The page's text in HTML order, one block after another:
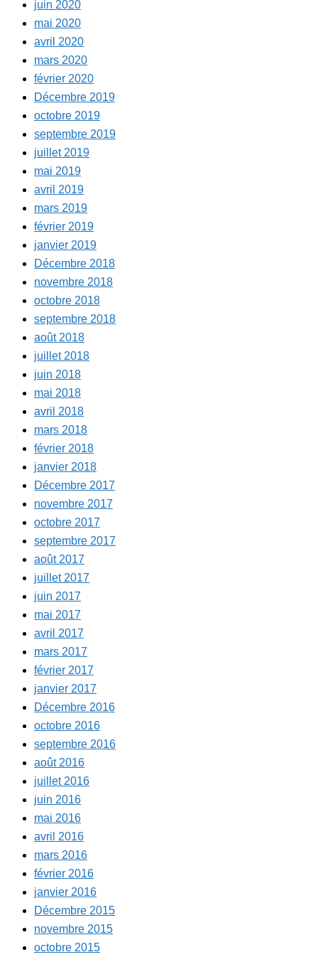
juin 2020
mai 2020
avril 2020
mars 2020
février 2020
Décembre 2019
octobre 2019
septembre 2019
juillet 2019
mai 2019
avril 2019
mars 2019
février 2019
janvier 2019
Décembre 2018
novembre 2018
octobre 2018
septembre 2018
août 2018
juillet 2018
juin 2018
mai 2018
avril 2018
mars 2018
février 2018
janvier 2018
Décembre 2017
novembre 2017
octobre 2017
septembre 2017
août 2017
juillet 2017
juin 2017
mai 2017
avril 2017
mars 2017
février 2017
janvier 2017
Décembre 2016
octobre 2016
septembre 2016
août 2016
juillet 2016
juin 2016
mai 2016
avril 2016
mars 2016
février 2016
janvier 2016
Décembre 2015
novembre 2015
octobre 2015